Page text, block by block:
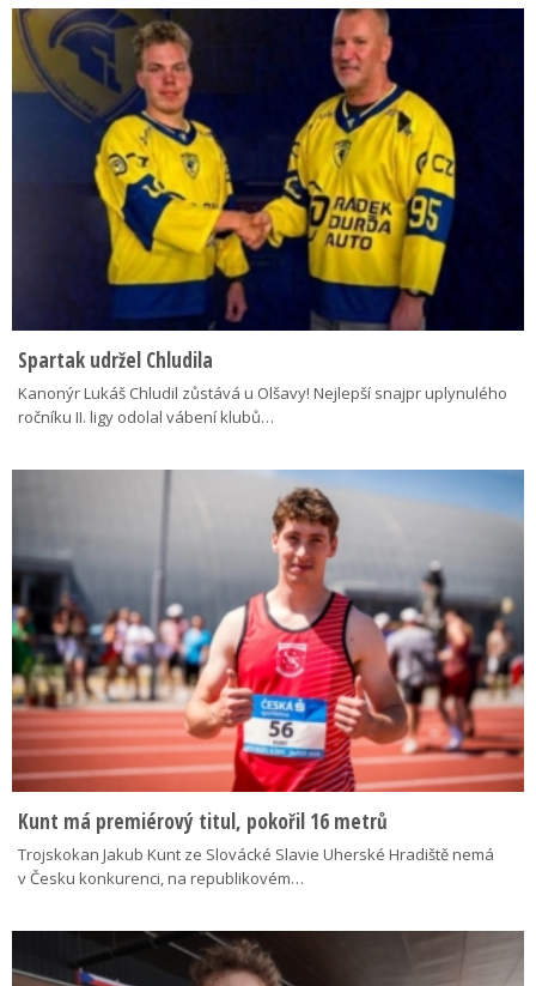
Spartak udržel Chludila
Kanonýr Lukáš Chludil zůstává u Olšavy! Nejlepší snajpr uplynulého
ročníku II. ligy odolal vábení klubů…
Kunt má premiérový titul, pokořil 16 metrů
Trojskokan Jakub Kunt ze Slovácké Slavie Uherské Hradiště nemá
v Česku konkurenci, na republikovém…